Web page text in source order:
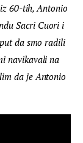
60-tih, Antonio
Sacri Cuori i
da smo radili
navikavali na
da je Antonio